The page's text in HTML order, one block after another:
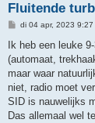
Fluitende
B
c
h
di 04 apr, 2023 9:27
Ik heb een leuke
(automaat,
maar waar
niet, radio moet
SID is nauwelijks
Das allemaal wel